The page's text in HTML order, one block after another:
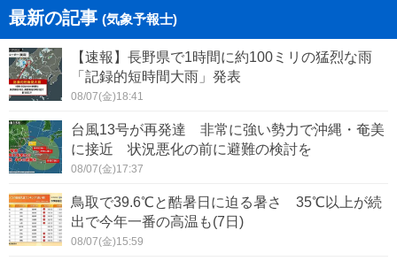
最新の記事 (気象予報士)
【速報】長野県で1時間に約100ミリの猛烈な雨
「記録的短時間大雨」発表
08/07(金)18:41
台風13号が再発達 非常に強い勢力で沖縄・奄美
に接近 状況悪化の前に避難の検討を
08/07(金)17:37
鳥取で39.6℃と酷暑日に迫る暑さ 35℃以上が続
出で今年一番の高温も(7日)
08/07(金)15:59